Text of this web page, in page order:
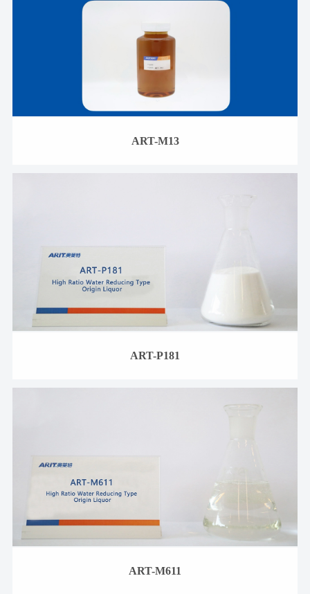
ART-M13
ART-P181
ART-M611